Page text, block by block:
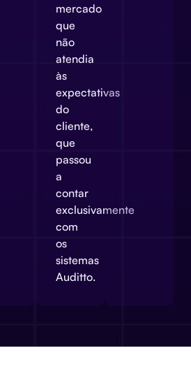
mercado
que
não
atendia
às
expectativas
do
cliente,
que
passou
a
contar
exclusivamente
com
os
sistemas
Auditto.